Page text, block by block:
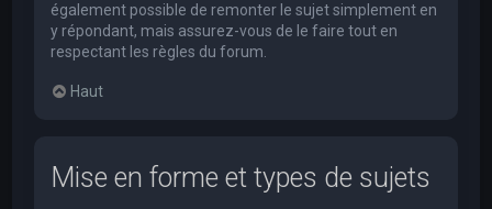
également possible de remonter le sujet simplement en
y répondant, mais assurez-vous de le faire tout en
respectant les règles du forum.
Haut
Mise en forme et types de sujets